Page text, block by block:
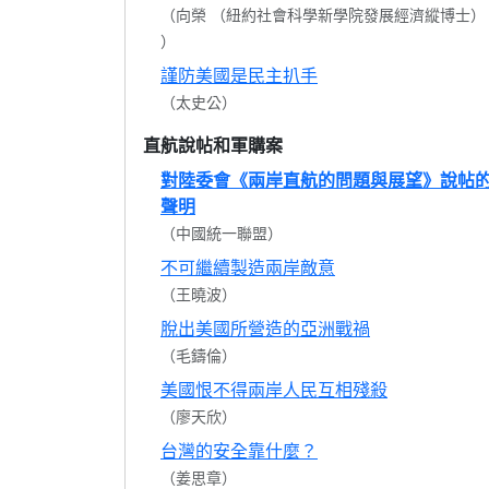
（向榮 （紐約社會科學新學院發展經濟縱博士）
）
謹防美國是民主扒手
（太史公）
直航說帖和軍購案
對陸委會《兩岸直航的問題與展望》說帖
聲明
（中國統一聯盟）
不可繼續製造兩岸敵意
（王曉波）
脫出美國所營造的亞洲戰禍
（毛鑄倫）
美國恨不得兩岸人民互相殘殺
（廖天欣）
台灣的安全靠什麼？
（姜思章）